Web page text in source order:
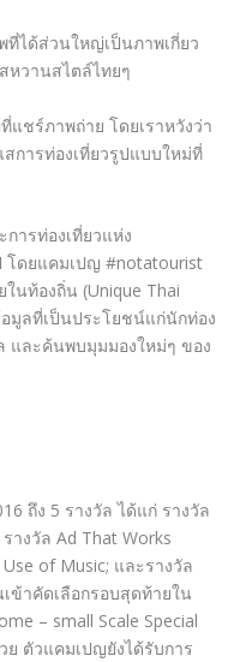
ที่ได้ส่วนใหญ่เป็นภาพเกี่ยว
หวานสไตล์ไทยๆ
ชร์ภาพถ่าย โดยเราหวังว่า
การท่องเที่ยวรูปแบบใหม่ที่
ารท่องเที่ยวแห่ง
โดยแคมเปญ #notatourist
นท้องถิ่น (Unique Thai
มูลที่เป็นประโยชน์แก่นักท่อง
และค้นพบมุมมองใหม่ๆ ของ
ถึง 5 รางวัล ได้แก่ รางวัล
างวัล Ad That Works
of Music; และรางวัล
ข้าคัดเลือกรอบสุดท้ายใน
– small Scale Special
ย ตัวแคมเปญยังได้รับการ